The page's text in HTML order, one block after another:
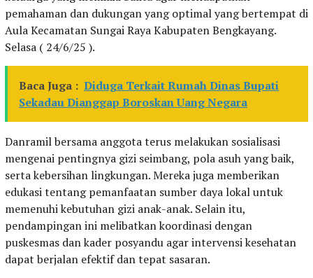
pemahaman dan dukungan yang optimal yang bertempat di
Aula Kecamatan Sungai Raya Kabupaten Bengkayang.
Selasa ( 24/6/25 ).
Baca Juga : Diduga Terkait Rumah Dinas Bupati
Sekadau Dianggap Boroskan Uang Negara
Danramil bersama anggota terus melakukan sosialisasi
mengenai pentingnya gizi seimbang, pola asuh yang baik,
serta kebersihan lingkungan. Mereka juga memberikan
edukasi tentang pemanfaatan sumber daya lokal untuk
memenuhi kebutuhan gizi anak-anak. Selain itu,
pendampingan ini melibatkan koordinasi dengan
puskesmas dan kader posyandu agar intervensi kesehatan
dapat berjalan efektif dan tepat sasaran.